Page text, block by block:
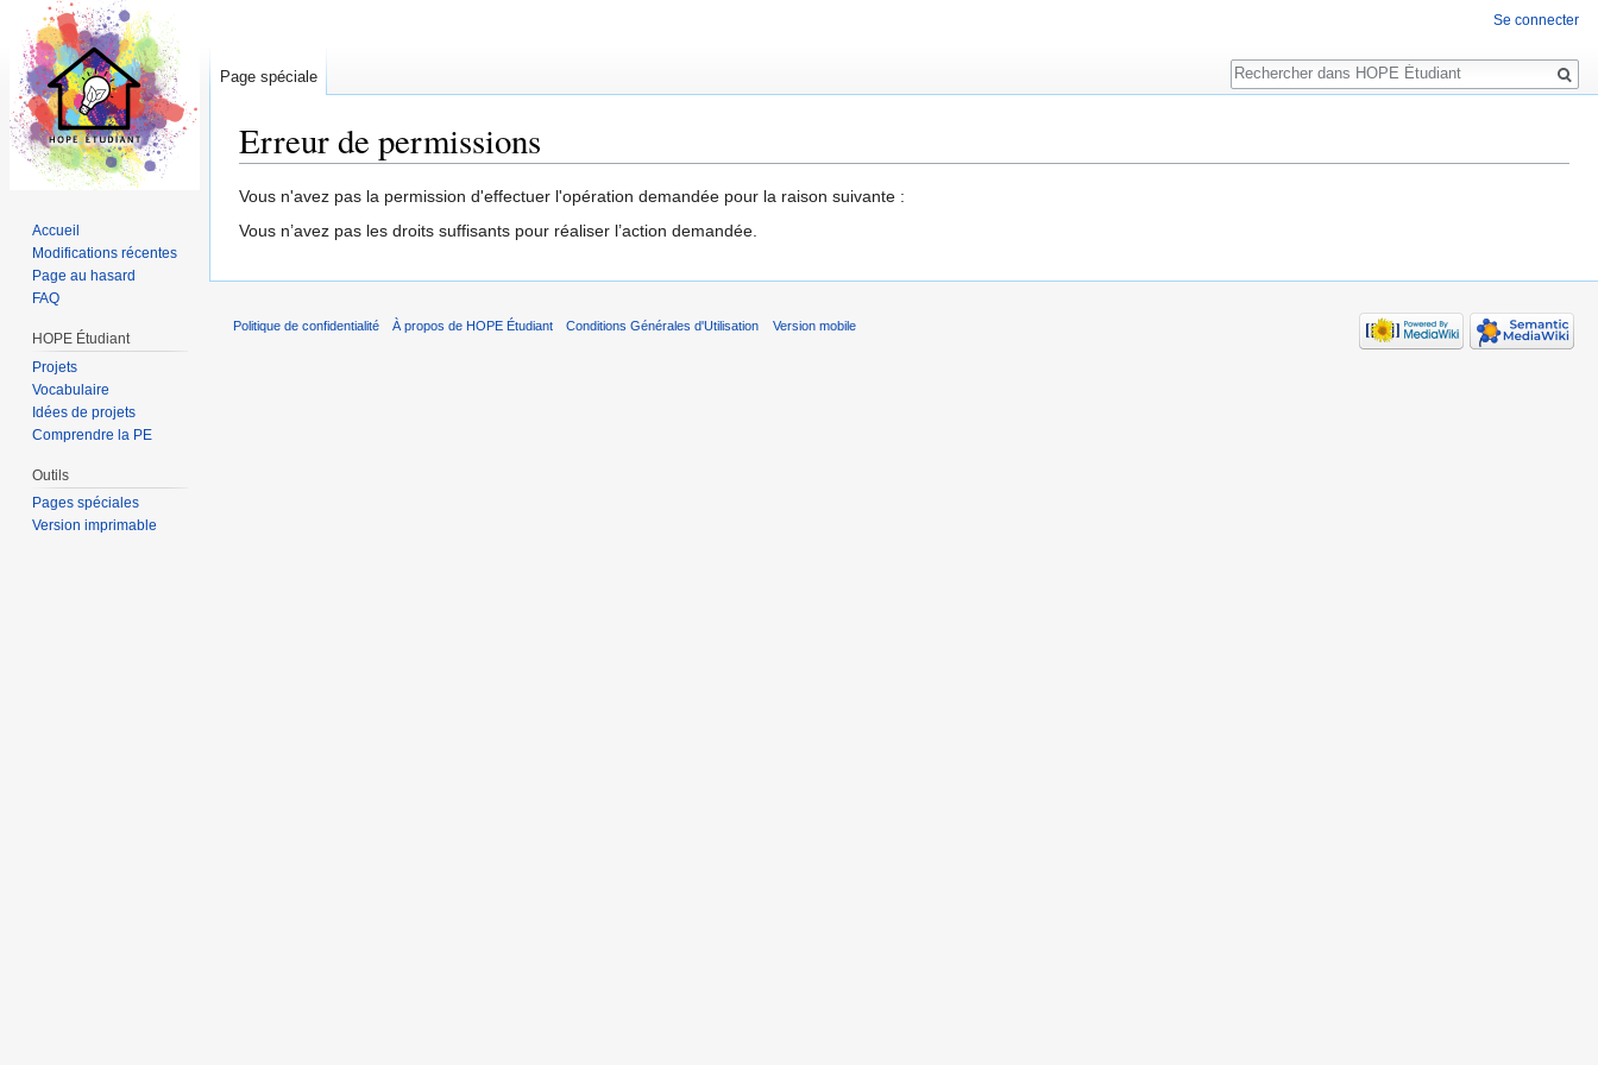
Erreur de permissions
Vous n'avez pas la permission d'effectuer l'opération demandée pour la raison suivante :
Vous n’avez pas les droits suffisants pour réaliser l’action demandée.
Se connecter
Page spéciale
Rechercher
Accueil
Modifications récentes
Page au hasard
FAQ
HOPE Étudiant
Projets
Vocabulaire
Idées de projets
Comprendre la PE
Outils
Pages spéciales
Version imprimable
Politique de confidentialité À propos de HOPE Étudiant Conditions Générales d'Utilisation Version mobile